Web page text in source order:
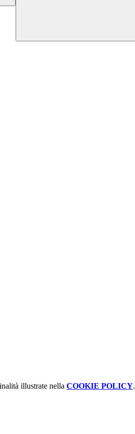
illustrate nella COOKIE POLICY.